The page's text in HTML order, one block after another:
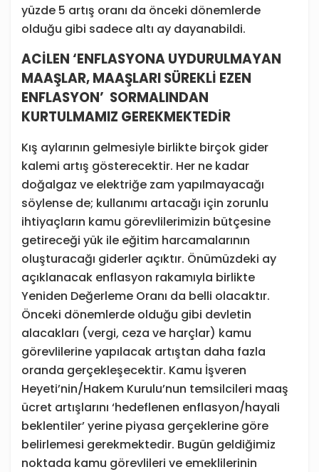
yüzde 5 artış oranı da önceki dönemlerde
olduğu gibi sadece altı ay dayanabildi.
ACİLEN ‘ENFLASYONA UYDURULMAYAN
MAAŞLAR, MAAŞLARI SÜREKLİ EZEN
ENFLASYON’ SORMALINDAN
KURTULMAMIZ GEREKMEKTEDİR
Kış aylarının gelmesiyle birlikte birçok gider
kalemi artış gösterecektir. Her ne kadar
doğalgaz ve elektriğe zam yapılmayacağı
söylense de; kullanımı artacağı için zorunlu
ihtiyaçların kamu görevlilerimizin bütçesine
getireceği yük ile eğitim harcamalarının
oluşturacağı giderler açıktır. Önümüzdeki ay
açıklanacak enflasyon rakamıyla birlikte
Yeniden Değerleme Oranı da belli olacaktır.
Önceki dönemlerde olduğu gibi devletin
alacakları (vergi, ceza ve harçlar) kamu
görevlilerine yapılacak artıştan daha fazla
oranda gerçekleşecektir. Kamu İşveren
Heyeti’nin/Hakem Kurulu’nun temsilcileri maaş
ücret artışlarını ‘hedeflenen enflasyon/hayali
beklentiler’ yerine piyasa gerçeklerine göre
belirlemesi gerekmektedir. Bugün geldiğimiz
noktada kamu görevlileri ve emeklilerinin